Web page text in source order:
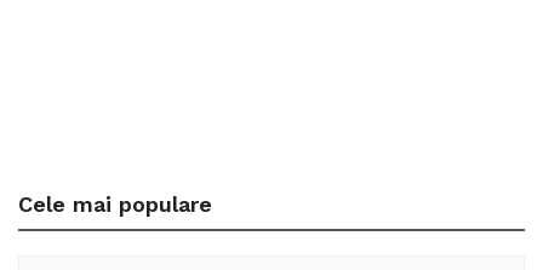
Cele mai populare